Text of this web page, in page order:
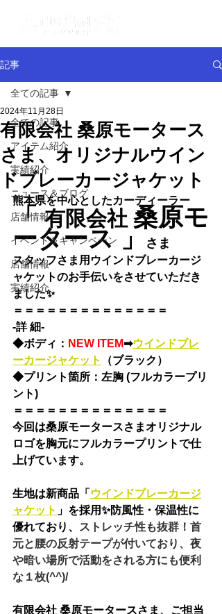
記事
全ての記事
アイテム紹介
実績紹介
ニュース＆ブログ
店舗情報
イベント＆キャンペーン
店舗情報
実績紹介
全ての記事
有限会社 桑原モータース
さま、オリジナルウイン
ドブレーカージャケット
2024年11月28日
熊本県を中心としたカーディーラー
「 有限会社 桑原モ
ータース 」さま
スタッフさま用ウインドブレーカージ
ャケットのお手伝いをさせていただき
ました✨
＝＝＝＝＝＝＝＝＝＝＝＝＝＝
-詳 細-
◆ボディ： NEW ITEM➡ウインドブレ
ーカージャケット
（ブラック）
◆プリント箇所：左胸 (フルカラープリ
ント)
＝＝＝＝＝＝＝＝＝＝＝＝＝＝
今回は桑原モータースさまオリジナル
ロゴを胸元にフルカラープリントで仕
上げています。
生地は新商品「 ウインドブレーカージ
ャケット 」を採用✨防風性・保温性に
優れており、
ストレッチ性も抜群！首
元と腰の反射テープが付いており、夜
や暗い場所で活動をされる方にも便利
な１枚(^^)/
有限会社 桑原モータースさま 、ご担当